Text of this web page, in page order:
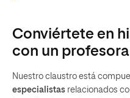
Conviértete en
con un
Nuestro claustro está
especialistas relacionados